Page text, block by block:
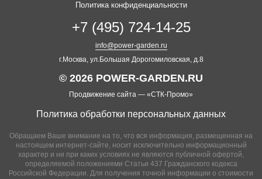
Политика конфиденциальности
+7 (495) 724-14-25
info@power-garden.ru
г.Москва, ул.Большая Дорогомиловская, д.8
Обращаем Ваше внимание на то, что вся информация, размещенная на
настоящем интернет-сайте, носит исключительно информационный
характер и ни при каких условиях не являются публичной офертой,
определяемой положениями Статьи 437 Гражданского кодекса
Российской Федерации. Для получения точной информации о стоимости
© 2026 POWER-GARDEN.RU
Продвижение сайта — «СТК-Промо»
Политика обработки персональных данных